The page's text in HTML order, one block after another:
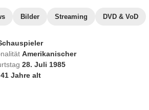
Bilder Streaming DVD & VoD
Amerikanischer
28. Juli 1985
41Jahre alt